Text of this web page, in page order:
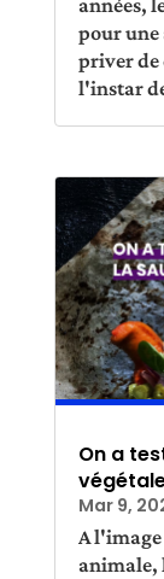
années,
pour une
priver de
l'instar
On a
Mar 9,
A l'image
animale,